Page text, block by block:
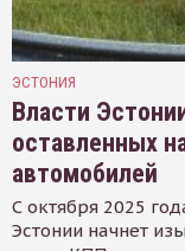
ЭСТОНИЯ
Власти
оставленных
автомобилей
С октября 2025
Эстонии начнет